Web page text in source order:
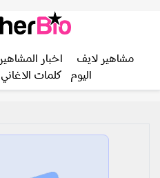
مشاهير لايف اخبار المشاهير
اليوم
كلمات الاغاني